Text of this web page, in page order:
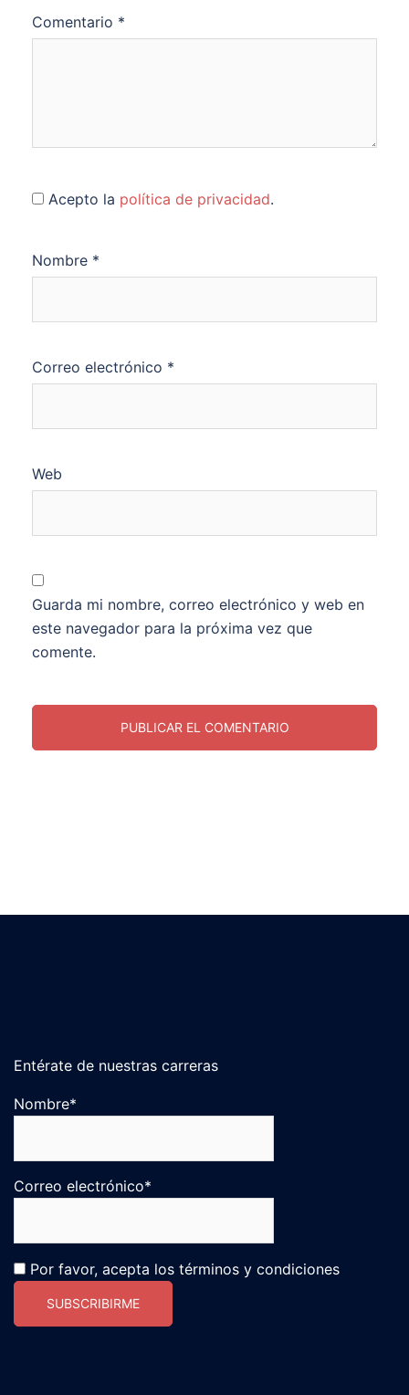
Comentario *
Acepto la política de privacidad.
Nombre *
Correo electrónico *
Web
Guarda mi nombre, correo electrónico y web en
este navegador para la próxima vez que
comente.
Entérate de nuestras carreras
Nombre*
Correo electrónico*
Por favor, acepta los términos y condiciones